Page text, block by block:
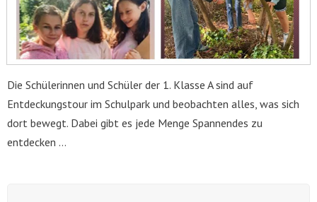
Die Schülerinnen und Schüler der 1. Klasse A sind auf
Entdeckungstour im Schulpark und beobachten alles, was sich
dort bewegt. Dabei gibt es jede Menge Spannendes zu
entdecken …